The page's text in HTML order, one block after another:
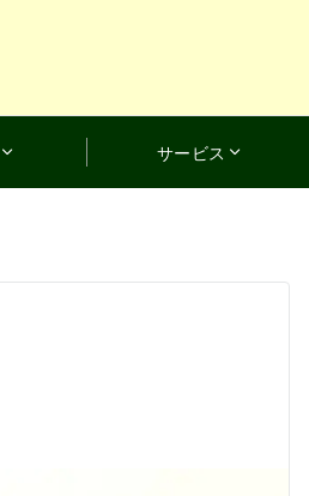
サービス